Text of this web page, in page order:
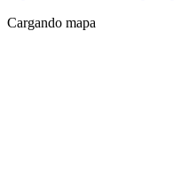
Cargando mapa